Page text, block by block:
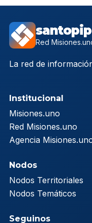
Red
La red de
Institucional
Misiones.uno
Red Misiones.uno
Agencia
Nodos
Nodos Territoriales
Nodos Temáticos
Seguinos